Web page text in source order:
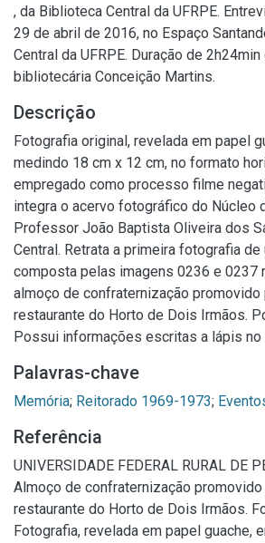
, da Biblioteca Central da UFRPE.
29 de abril de 2016, no Espaço
Central da UFRPE. Duração de
bibliotecária Conceição Martins.
Descrição
Fotografia original, revelada em papel
medindo 18 cm x 12 cm, no formato
empregado como processo filme
integra o acervo fotográfico do Núcleo
Professor João Baptista Oliveira dos
Central. Retrata a primeira fotografia
composta pelas imagens 0236 e 0237
almoço de confraternização promovido
restaurante do Horto de Dois Irmãos.
Possui informações escritas a lápis no
Palavras-chave
Memória; Reitorado 1969-1973;
Referência
UNIVERSIDADE FEDERAL RURAL DE
Almoço de confraternização promovido
restaurante do Horto de Dois Irmãos.
Fotografia, revelada em papel guache,